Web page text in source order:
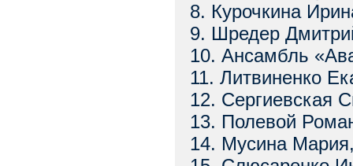
8. Курочкина
9. Шредер
10. Ансамбль
11. Литвиненко
12. Сергиевская
13. Полевой
14. Мусина